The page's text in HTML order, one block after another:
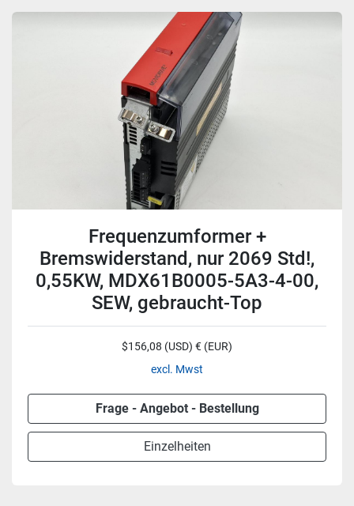
Frequenzumformer +
Bremswiderstand, nur 2069 Std!,
0,55KW, MDX61B0005-5A3-4-00,
SEW, gebraucht-Top
$156,08 (USD) € (EUR)
excl. Mwst
Frage - Angebot - Bestellung
Einzelheiten